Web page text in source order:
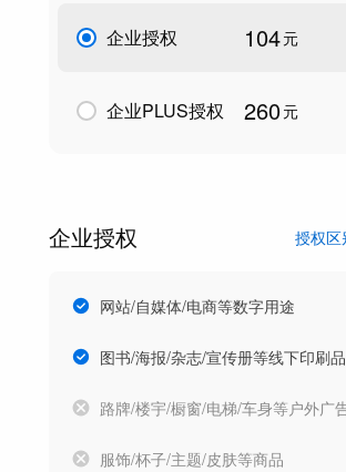
企业授权 104元
企业PLUS授权 260元
企业授权 授权区
网站/自媒体/电商等数字用途
图书/海报/杂志/宣传册等线下印刷品
路牌/楼宇/橱窗/电梯/车身等户外广
服饰/杯子/主题/皮肤等商品